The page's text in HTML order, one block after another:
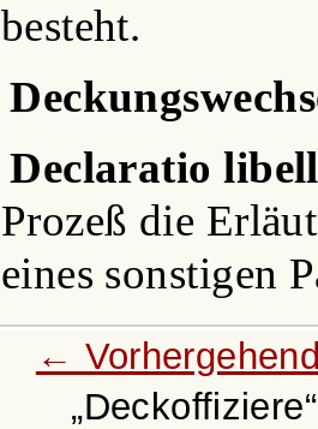
besteht.
Declaratio
Prozeß die
eines sonstigen
←
Deckoffiziere